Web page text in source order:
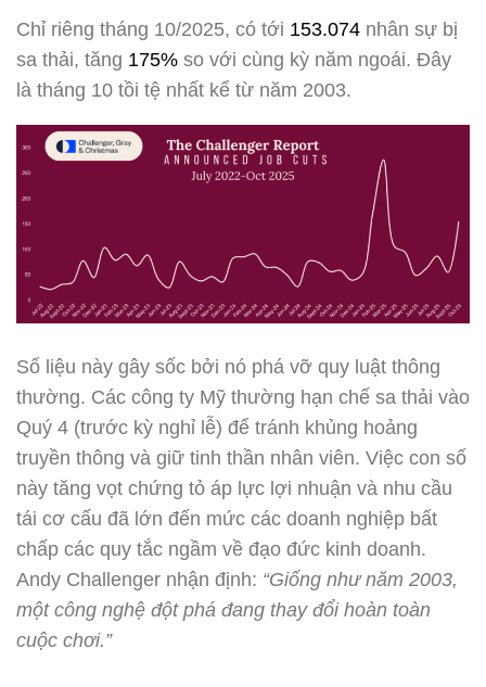
Chỉ riêng tháng 10/2025, có tới 153.074 nhân sự bị
sa thải, tăng 175% so với cùng kỳ năm ngoái. Đây
là tháng 10 tồi tệ nhất kể từ năm 2003.
Số liệu này gây sốc bởi nó phá vỡ quy luật thông
thường. Các công ty Mỹ thường hạn chế sa thải vào
Quý 4 (trước kỳ nghỉ lễ) để tránh khủng hoảng
truyền thông và giữ tinh thần nhân viên. Việc con số
này tăng vọt chứng tỏ áp lực lợi nhuận và nhu cầu
tái cơ cấu đã lớn đến mức các doanh nghiệp bất
chấp các quy tắc ngầm về đạo đức kinh doanh.
Andy Challenger nhận định: “Giống như năm 2003,
một công nghệ đột phá đang thay đổi hoàn toàn
cuộc chơi.”